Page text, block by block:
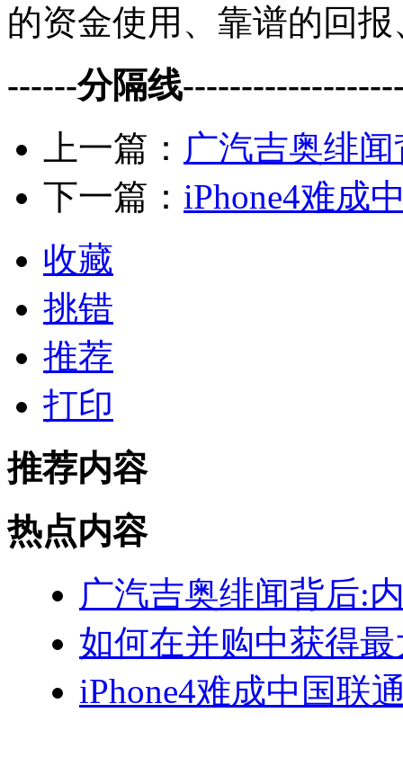
的资金使用、靠谱的回
------分隔线
上一篇： 广汽吉奥绯
下一篇： iPhone4难成
收藏
挑错
推荐
打印
推荐内容
热点内容
广汽吉奥绯闻背后:
如何在并购中获得
iPhone4难成中国联